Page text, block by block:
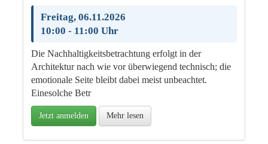
Freitag, 06.11.2026
10:00 - 11:00 Uhr
Die Nachhaltigkeitsbetrachtung erfolgt in der
Architektur nach wie vor überwiegend technisch; die
emotionale Seite bleibt dabei meist unbeachtet.
Einesolche Betr
Jetzt anmelden Mehr lesen